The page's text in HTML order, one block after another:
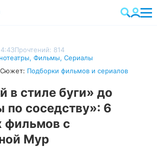
Прочтений: 814
, Фильмы, Сериалы
Сюжет: Подборки фильмов и сериалов
в стиле буги» до
по соседству»: 6
фильмов с
Мур